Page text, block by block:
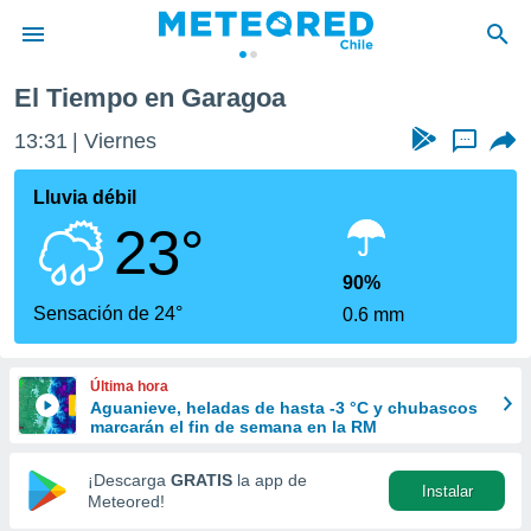
de
por
se
calidad.
a este
las
y
forma
digital
basada
El Tiempo en Garagoa
13:31 Viernes ...
Lluvia débil
23°
Sensación de 24°
90%
0.6 mm
Última hora
Aguanieve, heladas de hasta -3 °C y chubascos
marcarán el fin de semana en la RM
¡Descarga GRATIS la app de
Meteored!
Instalar